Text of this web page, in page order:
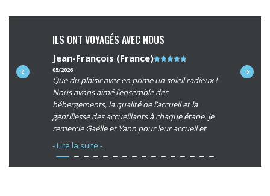
ILS ONT VOYAGÉS AVEC NOUS
pleine
Jean-François (France)Note
client
:
5/5
05/2026
Que du plaisir avec en prime un soleil radieux !
Nous avons aimé l’ensemble des
hébergements, la qualité de l’accueil et la
gentillesse des accueillants à chaque étape. Je
remercie Gaëlle et Yann pour leur accueil et
leur professionnalisme.
- Lire la suite -
05/2026
Un